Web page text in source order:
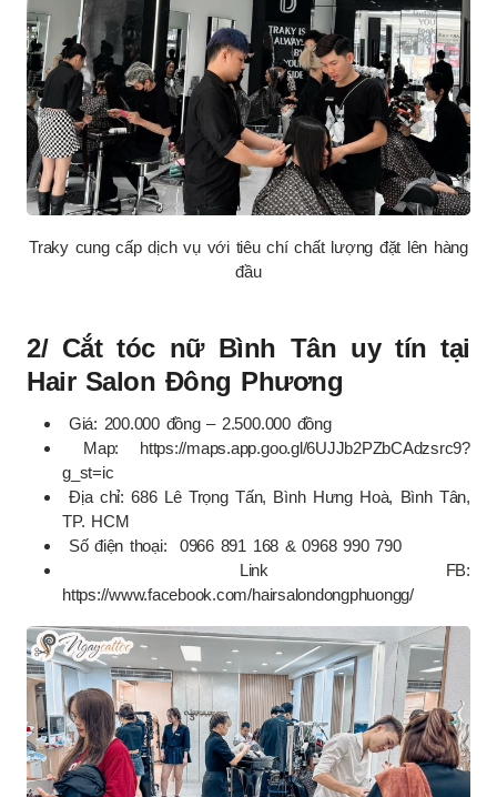
Traky cung cấp dịch vụ với tiêu chí chất lượng đặt lên hàng
đầu
2/ Cắt tóc nữ Bình Tân uy tín tại
Hair Salon Đông Phương
Giá: 200.000 đồng – 2.500.000 đồng
Map: https://maps.app.goo.gl/6UJJb2PZbCAdzsrc9?
g_st=ic
Địa chỉ: 686 Lê Trọng Tấn, Bình Hưng Hoà, Bình Tân,
TP. HCM
Số điện thoại: 0966 891 168 & 0968 990 790
Link FB:
https://www.facebook.com/hairsalondongphuongg/